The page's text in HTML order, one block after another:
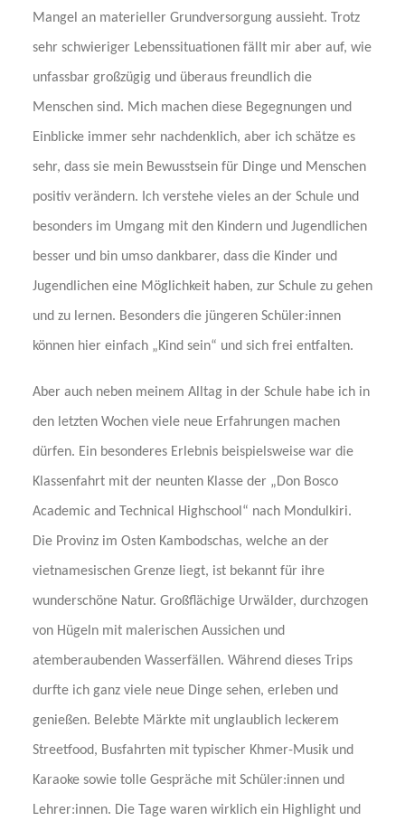
Mangel an materieller Grundversorgung aussieht. Trotz
sehr schwieriger Lebenssituationen fällt mir aber auf, wie
unfassbar großzügig und überaus freundlich die
Menschen sind. Mich machen diese Begegnungen und
Einblicke immer sehr nachdenklich, aber ich schätze es
sehr, dass sie mein Bewusstsein für Dinge und Menschen
positiv verändern. Ich verstehe vieles an der Schule und
besonders im Umgang mit den Kindern und Jugendlichen
besser und bin umso dankbarer, dass die Kinder und
Jugendlichen eine Möglichkeit haben, zur Schule zu gehen
und zu lernen. Besonders die jüngeren Schüler:innen
können hier einfach „Kind sein“ und sich frei entfalten.
Aber auch neben meinem Alltag in der Schule habe ich in
den letzten Wochen viele neue Erfahrungen machen
dürfen. Ein besonderes Erlebnis beispielsweise war die
Klassenfahrt mit der neunten Klasse der „Don Bosco
Academic and Technical Highschool“ nach Mondulkiri.
Die Provinz im Osten Kambodschas, welche an der
vietnamesischen Grenze liegt, ist bekannt für ihre
wunderschöne Natur. Großflächige Urwälder, durchzogen
von Hügeln mit malerischen Aussichen und
atemberaubenden Wasserfällen. Während dieses Trips
durfte ich ganz viele neue Dinge sehen, erleben und
genießen. Belebte Märkte mit unglaublich leckerem
Streetfood, Busfahrten mit typischer Khmer-Musik und
Karaoke sowie tolle Gespräche mit Schüler:innen und
Lehrer:innen. Die Tage waren wirklich ein Highlight und